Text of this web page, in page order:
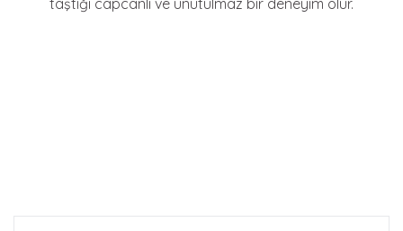
taştığı capcanlı ve unutulmaz bir deneyim olur.